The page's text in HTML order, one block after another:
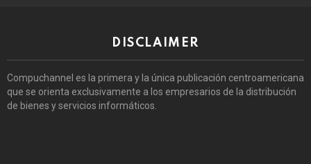
DISCLAIMER
Compuchannel es la primera y la única publicación centroamericana
que se orienta exclusivamente a los empresarios de la distribución
de bienes y servicios informáticos.